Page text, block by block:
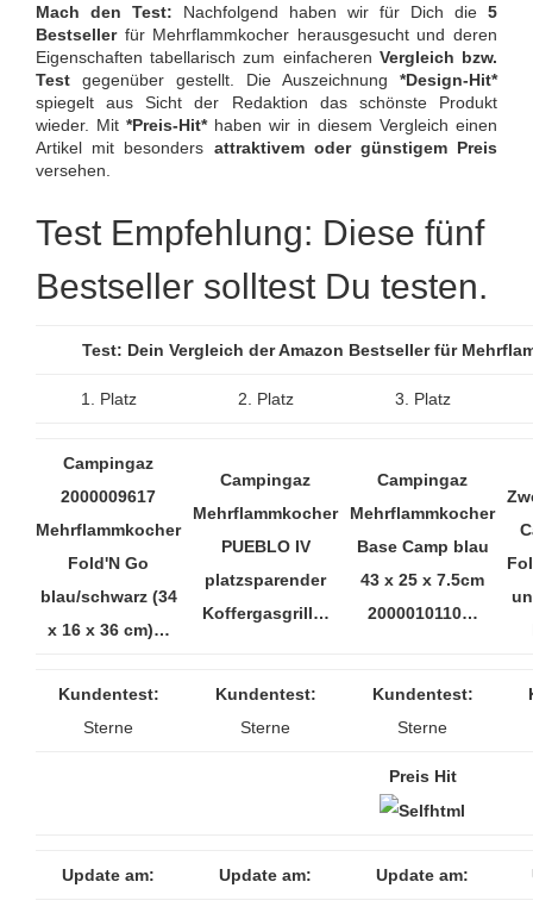
Mach den Test: Nachfolgend haben wir für Dich die 5
Bestsellerfür Mehrflammkocher herausgesucht und deren
Eigenschaften tabellarisch zum einfacheren Vergleich bzw.
Test gegenüber gestellt. Die Auszeichnung *Design-Hit*
spiegelt aus Sicht der Redaktion das schönste Produkt
wieder. Mit *Preis-Hit*haben wir in diesem Vergleich einen
Artikel mit besonders attraktivem oder günstigem Preis
versehen.
Test Empfehlung: Diese fünf
Bestseller solltest Du testen.
Test: Dein Vergleich der Amazon Bestseller für
1. Platz 2. Platz 3. Platz
Campingaz
2000009617
Mehrflammkocher
Fold'N Go
blau/schwarz (34
x 16 x 36 cm)…
Campingaz
Mehrflammkocher
PUEBLO IV
platzsparender
Koffergasgrill…
Campingaz
Mehrflammkocher
Base Camp blau
43 x 25 x 7.5cm
2000010110…
Kundentest:
Sterne
Kundentest:
Sterne
Kundentest:
Sterne
Preis Hit
Update am: Update am: Update am: